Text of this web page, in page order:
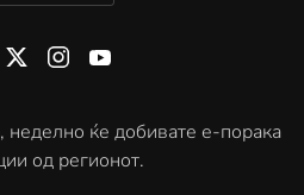
неделно ќе добивате е-порака
од регионот.